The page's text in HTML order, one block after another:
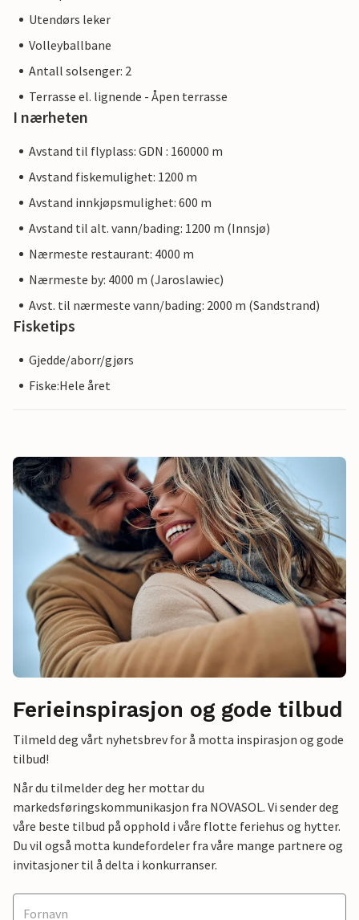
Utendørs leker
Volleyballbane
Antall solsenger: 2
Terrasse el. lignende - Åpen terrasse
I nærheten
Avstand til flyplass: GDN : 160000 m
Avstand fiskemulighet: 1200 m
Avstand innkjøpsmulighet: 600 m
Avstand til alt. vann/bading: 1200 m (Innsjø)
Nærmeste restaurant: 4000 m
Nærmeste by: 4000 m (Jaroslawiec)
Avst. til nærmeste vann/bading: 2000 m (Sandstrand)
Fisketips
Gjedde/aborr/gjørs
Fiske:Hele året
Ferieinspirasjon og gode tilbud
Tilmeld deg vårt nyhetsbrev for å motta inspirasjon og gode
tilbud!
Når du tilmelder deg her mottar du
markedsføringskommunikasjon fra NOVASOL. Vi sender deg
våre beste tilbud på opphold i våre flotte feriehus og hytter.
Du vil også motta kundefordeler fra våre mange partnere og
invitasjoner til å delta i konkurranser.